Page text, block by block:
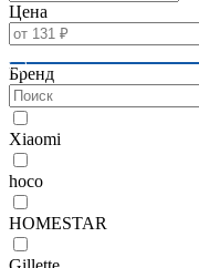
Цена
Бренд
Xiaomi
hoco
HOMESTAR